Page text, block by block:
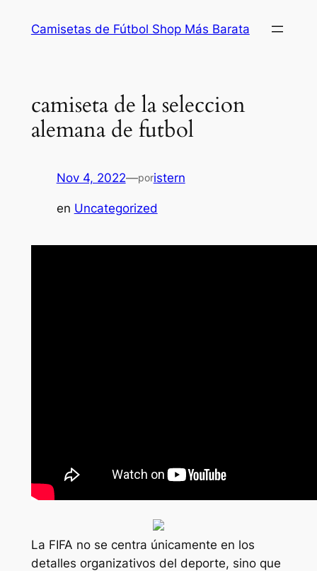
Camisetas de Fútbol Shop Más Barata
camiseta de la seleccion
alemana de futbol
Nov 4, 2022—poristern
en Uncategorized
La FIFA no se centra únicamente en los
detalles organizativos del deporte, sino que